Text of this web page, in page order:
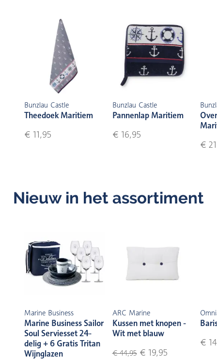
Bunzlau Castle
Theedoek Maritiem
€ 11,95
Bunzlau Castle
Pannenlap Maritiem
€ 16,95
€
Nieuw in het assortiment
Marine Business
Marine Business Sailor
Soul Serviesset 24-
delig + 6 Gratis Tritan
Wijnglazen
ARC Marine
Kussen met knopen -
Wit met blauw
€ 44,95€ 19,95
€